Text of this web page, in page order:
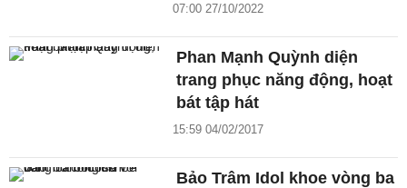
07:00 27/10/2022
Phan Mạnh Quỳnh diện
trang phục năng động, hoạt
bát tập hát
15:59 04/02/2017
Bảo Trâm Idol khoe vòng ba